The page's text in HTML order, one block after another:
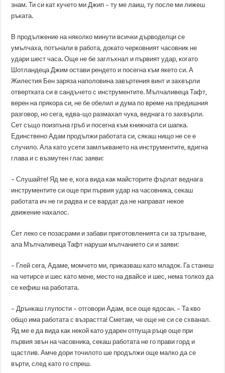
знам. Ти си кат кучето ми Джип – ту ме лаиш, ту после ми лижеш
ръката.
В продължение на няколко минути всички дърводелци се
умълчаха, потънали в работа, докато черковният часовник не
удари шест часа. Още не бе заглъхнал и първият удар, когато
Шотландеца Джим остави рендето и посегна към якето си. А
Жилестия Бен заряза наполовина завъртения винт и захвърли
отвертката си в сандъчето с инструментите. Мълчаливеца Тафт,
верен на прякора си, не бе обелил и дума по време на предишния
разговор, но сега, едва-що размахал чука, веднага го захвърли.
Сет също поизпъна гръб и посегна към книжната си шапка.
Единствено Адам продължи работата си, сякаш нищо не се е
случило. Ала като усети замлъкването на инструментите, вдигна
глава и с възмутен глас заяви:
– Слушайте! Яд ме е, кога вида как майсторите фърлат веднага
инструментите си още при първия удар на часовника, секаш
работата ич не ги радва и се вардат да не направат некое
движение нахалос.
Сет леко се позасрами и забави приготовленията си за тръгване,
ала Мълчаливеца Тафт наруши мълчанието си и заяви:
– Глей сега, Адаме, момчето ми, приказваш като младок. Га станеш
на четирсе и шес като мене, место на двайсе и шес, нема толкоз да
се кефиш на работата.
– Дрънкаш глупости – отговори Адам, все още ядосан. – Та кво
общо има работата с възрастта! Сметам, че още не си се схванал.
Яд ме е да вида как некой като ударен отпуща ръце още при
първия звън на часовника, секаш работата не го прави горд и
щастлив. Амче дори точилото ше продължи още малко да се
върти, след като го спреш.